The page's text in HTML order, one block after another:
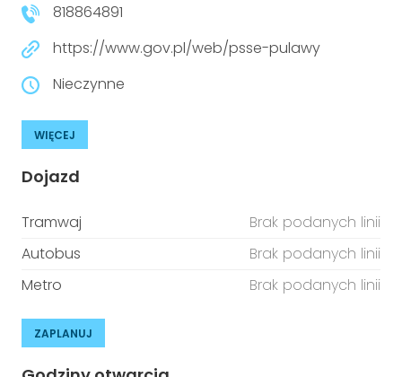
818864891
https://www.gov.pl/web/psse-pulawy
Nieczynne
WIĘCEJ
Dojazd
Tramwaj
Brak podanych linii
Autobus
Brak podanych linii
Metro
Brak podanych linii
ZAPLANUJ